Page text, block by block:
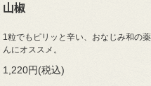
山椒
1粒でもピリッと辛い、おなじみ和の
んにオススメ。
1,220円(税込)